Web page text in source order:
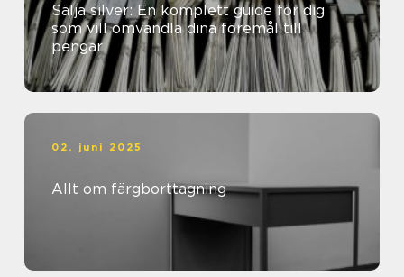
Sälja silver: En komplett guide för dig
som vill omvandla dina föremål till
pengar
02. juni 2025
Allt om färgborttagning